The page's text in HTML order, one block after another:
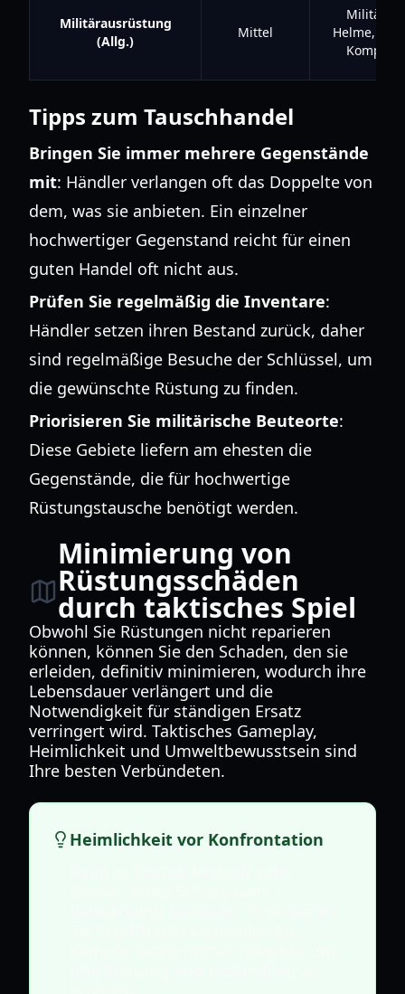
Militärausrüstung
(Allg.)
Mittel
Helme,
Tipps zum Tauschhandel
Bringen Sie immer mehrere Gegenstände
mit: Händler verlangen oft das Doppelte von
dem, was sie anbieten. Ein einzelner
hochwertiger Gegenstand reicht für einen
guten Handel oft nicht aus.
Prüfen Sie regelmäßig die Inventare:
Händler setzen ihren Bestand zurück, daher
sind regelmäßige Besuche der Schlüssel, um
die gewünschte Rüstung zu finden.
Priorisieren Sie militärische Beuteorte:
Diese Gebiete liefern am ehesten die
Gegenstände, die für hochwertige
Rüstungstausche benötigt werden.
Minimierung von
Rüstungsschäden
durch taktisches Spiel
Obwohl Sie Rüstungen nicht reparieren
können, können Sie den Schaden, den sie
erleiden, definitiv minimieren, wodurch ihre
Lebensdauer verlängert und die
Notwendigkeit für ständigen Ersatz
verringert wird. Taktisches Gameplay,
Heimlichkeit und Umweltbewusstsein sind
Ihre besten Verbündeten.
Heimlichkeit vor Konfrontation